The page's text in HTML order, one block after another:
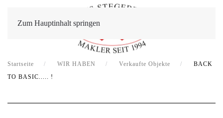
Zum Hauptinhalt springen
Startseite WIR HABEN Verkaufte Objekte
BACK
TO BASIC..... !